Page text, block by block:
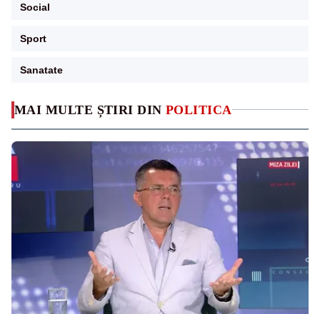
MAI MULTE ȘTIRI DIN POLITICA
Social
Sport
Sanatate